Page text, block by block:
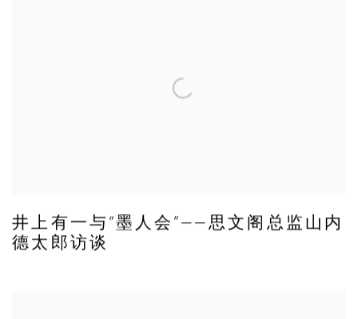
井上有一与“墨人会”——思文阁总监山内
德太郎访谈